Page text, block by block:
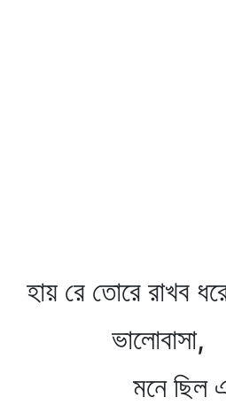
হায় রে তোরে রাখব
ভালোবাসা,
মনে ছিল এই